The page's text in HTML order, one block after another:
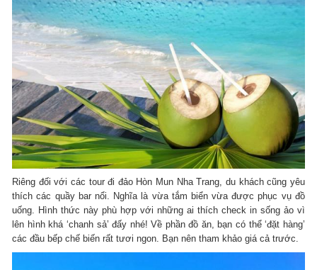
Riêng đối với các tour đi đảo Hòn Mun Nha Trang, du khách cũng yêu
thích các quầy bar nổi. Nghĩa là vừa tắm biển vừa được phục vụ đồ
uống. Hình thức này phù hợp với những ai thích check in sống ảo vì
lên hình khá ‘chanh sả’ đấy nhé! Về phần đồ ăn, bạn có thể ‘đặt hàng’
các đầu bếp chế biến rất tươi ngon. Bạn nên tham khảo giá cả trước.